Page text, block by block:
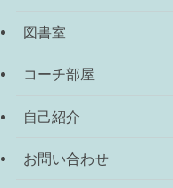
図書室
コーチ部屋
自己紹介
お問い合わせ